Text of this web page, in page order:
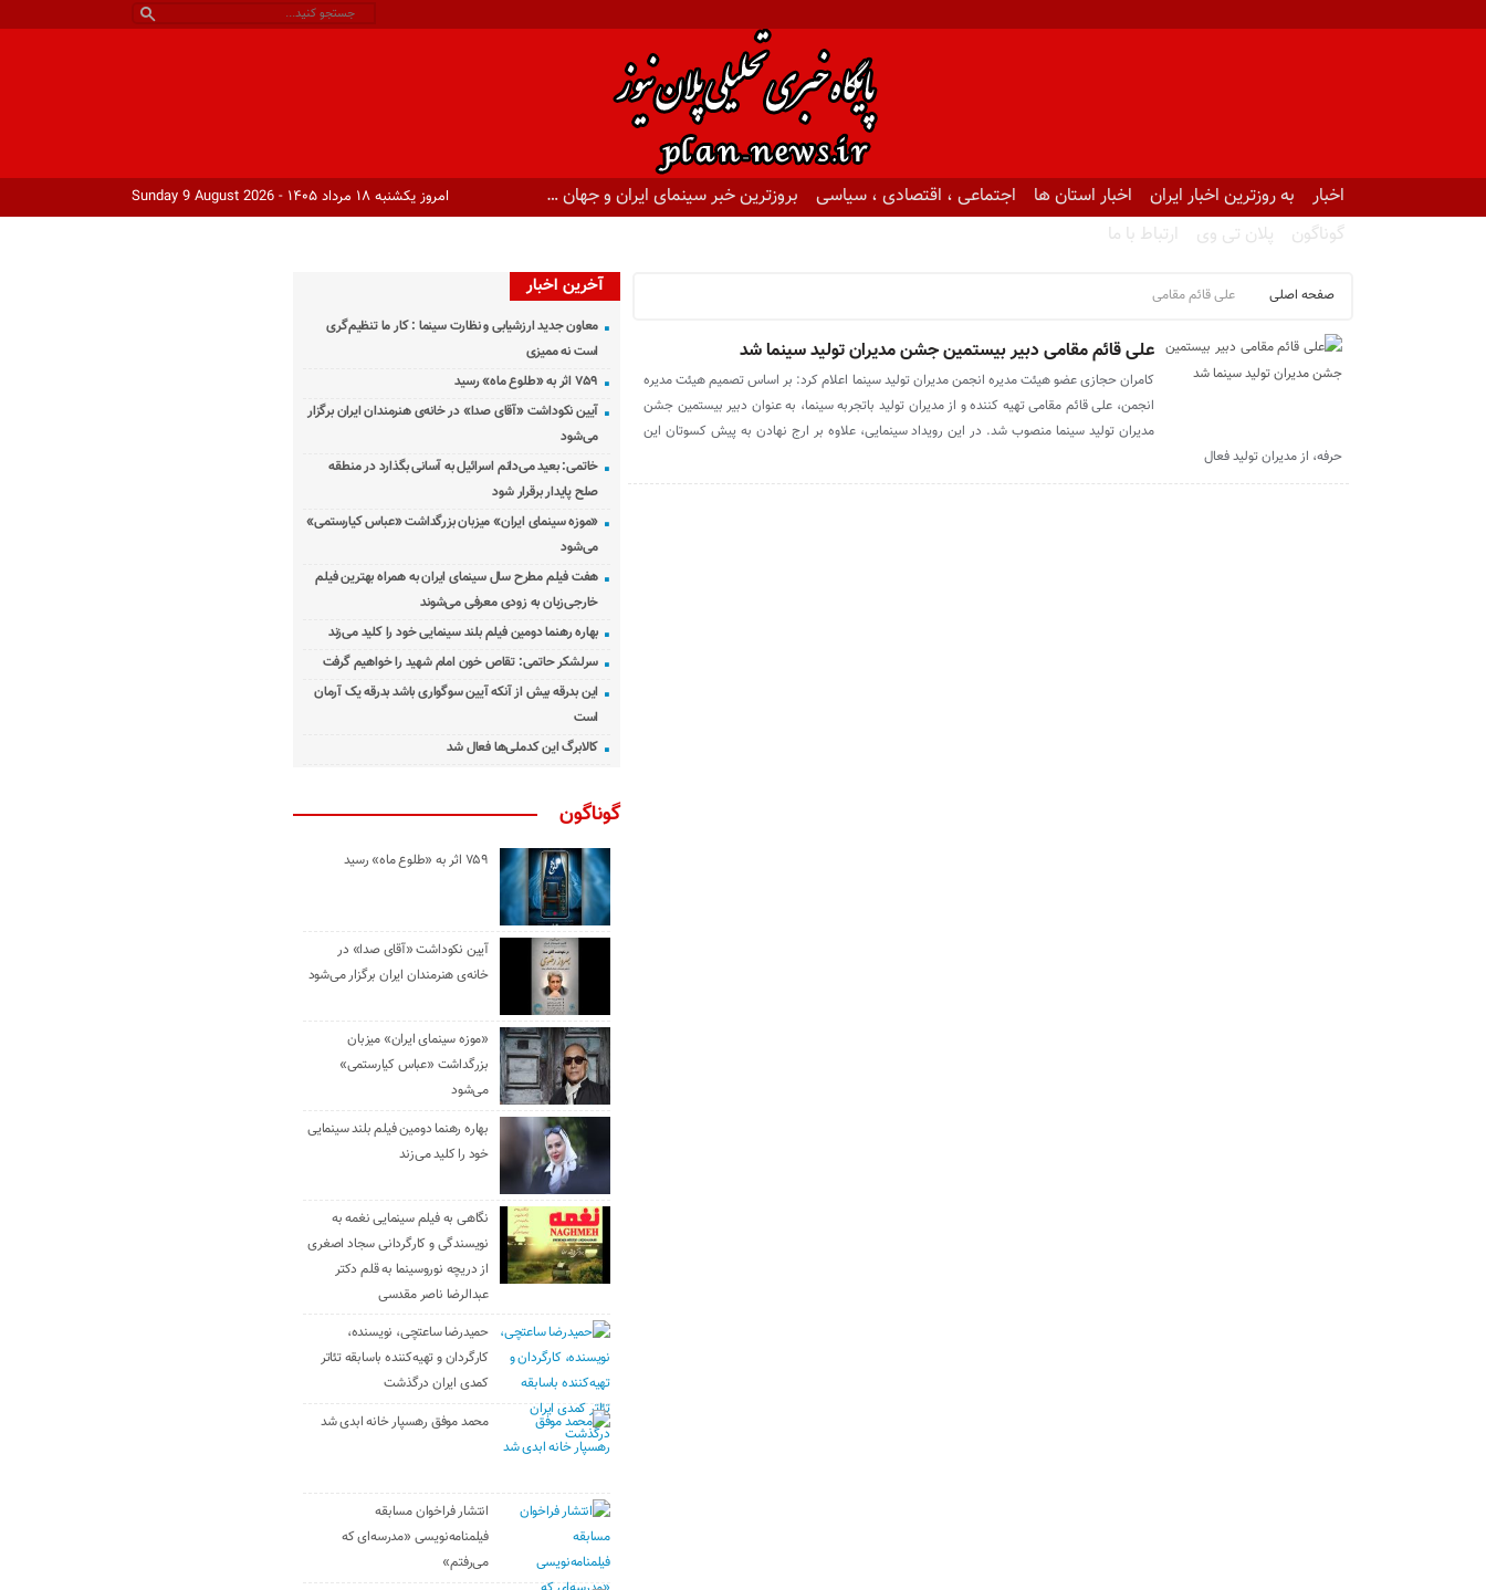
اخبار به روزترین اخبار ایران اخبار استان ها اجتماعی ، اقتصادی ، سیاسی
بروزترین خبر سینمای ایران و جهان …
گوناگون
پلان تی وی ارتباط با ما
امروز یکشنبه ۱۸ مرداد ۱۴۰۵ - Sunday 9 August 2026
صفحه اصلی علی قائم مقامی
علی قائم مقامی دبیر بیستمین جشن مدیران تولید سینما شد
کامران حجازی عضو هیئت مدیره انجمن مدیران تولید سینما اعلام کرد: بر اساس تصمیم هیئت مدیره
انجمن، علی قائم مقامی تهیه کننده و از مدیران تولید باتجربه سینما، به عنوان دبیر بیستمین جشن
مدیران تولید سینما منصوب شد. در این رویداد سینمایی، علاوه‌ بر ارج نهادن به پیش کسوتان این
حرفه، از مدیران تولید فعال
آخرین اخبار
معاون جدید ارزشیابی و نظارت سینما : کار ما تنظیم‌گری
است نه ممیزی
۷۵۹ اثر به «طلوع ماه» رسید
آیین نکوداشت «آقای صدا» در خانه‌ی هنرمندان ایران برگزار
می‌شود
خاتمی: بعید می‌دانم اسرائیل به آسانی بگذارد در منطقه
صلح پایدار برقرار شود
«موزه سینمای ایران» میزبان بزرگداشت «عباس کیارستمی»
می‌شود
هفت فیلم مطرح سال سینمای ایران به همراه بهترین فیلم
خارجی‌زبان به زودی معرفی می‌شوند
بهاره رهنما دومین فیلم بلند سینمایی خود را کلید می‌زند
سرلشکر حاتمی: تقاص خون امام شهید را خواهیم گرفت
این بدرقه بیش از آنکه آیین سوگواری باشد بدرقه یک آرمان
است
کالابرگ این کدملی‌ها فعال شد
گوناگون
۷۵۹ اثر به «طلوع ماه» رسید
آیین نکوداشت «آقای صدا» در
خانه‌ی هنرمندان ایران برگزار می‌شود
«موزه سینمای ایران» میزبان
بزرگداشت «عباس کیارستمی»
می‌شود
بهاره رهنما دومین فیلم بلند سینمایی
خود را کلید می‌زند
نگاهی به فیلم سینمایی نغمه به
نویسندگی و کارگردانی سجاد اصغری
از دریچه نوروسینما به قلم دکتر
عبدالرضا ناصر مقدسی
حمیدرضا ساعتچی، نویسنده،
کارگردان و تهیه‌کننده باسابقه تئاتر
کمدی ایران درگذشت
محمد موفق رهسپار خانه ابدی شد
انتشار فراخوان مسابقه
فیلمنامه‌نویسی «مدرسه‌ای که
می‌رفتم»